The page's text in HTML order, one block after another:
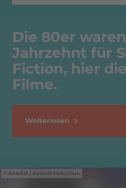
Die 80er
Jahrzehnt für
Fiction, hier
Filme.
Weiterlesen
IMAGO / Everett Collection